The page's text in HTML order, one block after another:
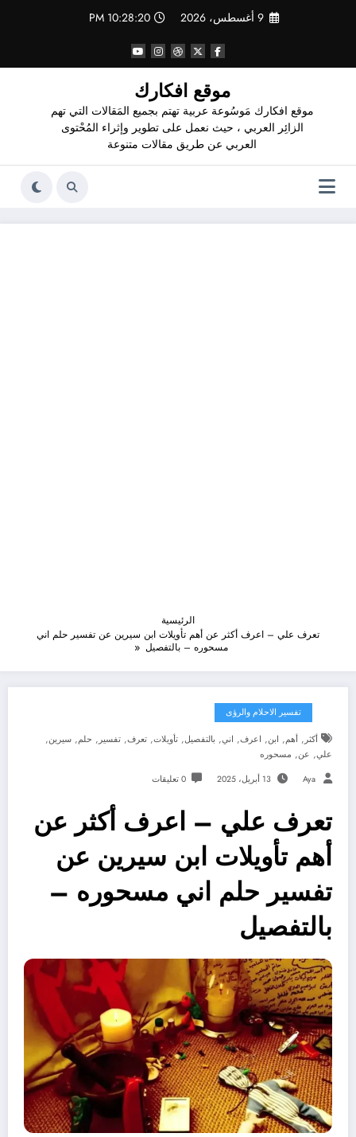
9 أغسطس، 2026 10:28:21 PM
موقع افكارك
موقع افكارك مَوسُوعة عربية تهتم بجميع المَقالات التي تهم
الزائِر العربي ، حيث نعمل على تطوير وإثراء المُحْتوى
العربي عن طريق مقالات متنوعة
الرئيسية
تعرف علي – اعرف أكثر عن أهم تأويلات ابن سيرين عن تفسير حلم اني
مسحوره – بالتفصيل
تفسير الاحلام والرؤى
أكثر , أهم, ابن, اعرف, اني, بالتفصيل, تأويلات, تعرف, تفسير , حلم, سيرين,
علي, عن, مسحوره
Aya 13 أبريل، 2025 0 تعليقات
تعرف علي – اعرف أكثر عن
أهم تأويلات ابن سيرين عن
تفسير حلم اني مسحوره –
بالتفصيل